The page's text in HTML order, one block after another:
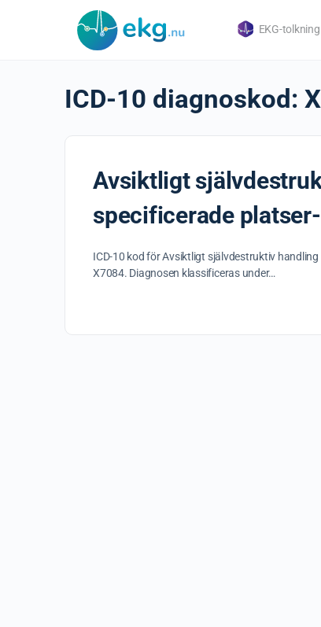
EKG-tolkning
ICD-10 diagnoskod:
Avsiktligt
specificerade
ICD-10 kod för Avsiktligt självdestruktiv
X7084. Diagnosen klassificeras under…